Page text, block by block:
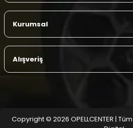
Kurumsal
Alışveriş
Copyright © 2026 OPELLCENTER | Tüm